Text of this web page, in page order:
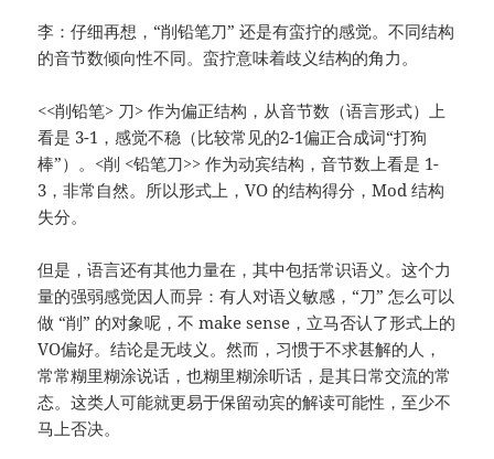
李：仔细再想，“削铅笔刀” 还是有蛮拧的感觉。不同结构
的音节数倾向性不同。蛮拧意味着歧义结构的角力。
<<削铅笔> 刀> 作为偏正结构，从音节数（语言形式）上
看是 3-1，感觉不稳（比较常见的2-1偏正合成词“打狗
棒”）。<削 <铅笔刀>> 作为动宾结构，音节数上看是 1-
3，非常自然。所以形式上，VO 的结构得分，Mod 结构
失分。
但是，语言还有其他力量在，其中包括常识语义。这个力
量的强弱感觉因人而异：有人对语义敏感，“刀” 怎么可以
做 “削” 的对象呢，不 make sense，立马否认了形式上的
VO偏好。结论是无歧义。然而，习惯于不求甚解的人，
常常糊里糊涂说话，也糊里糊涂听话，是其日常交流的常
态。这类人可能就更易于保留动宾的解读可能性，至少不
马上否决。